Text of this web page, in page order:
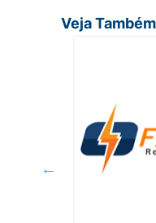
Veja Também